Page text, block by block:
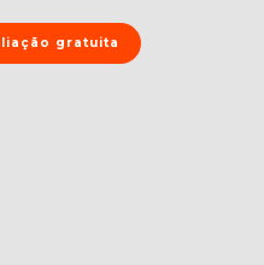
gratuita